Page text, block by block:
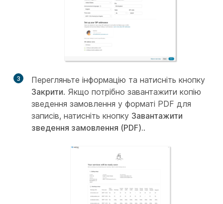
3
Перегляньте інформацію та натисніть кнопку
Закрити. Якщо потрібно завантажити копію
зведення замовлення у форматі PDF для
записів, натисніть кнопку Завантажити
зведення замовлення (PDF)..